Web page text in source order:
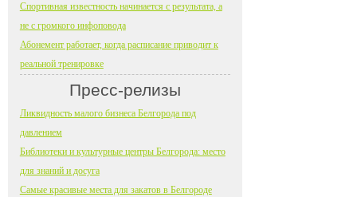
Спортивная известность начинается с результата, а
не с громкого инфоповода
Абонемент работает, когда расписание приводит к
реальной тренировке
Пресс-релизы
Ликвидность малого бизнеса Белгорода под
давлением
Библиотеки и культурные центры Белгорода: место
для знаний и досуга
Самые красивые места для закатов в Белгороде